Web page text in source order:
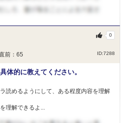
前：65
ID:7288
0
体的に教えてください。
読めるようにして、ある程度内容を理解
理解できるよ...